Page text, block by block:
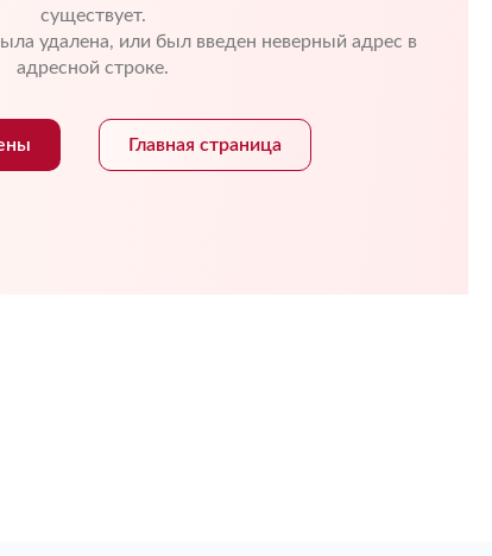
существует.
удалена, или был введен неверный адрес в
адресной строке.
Главная страница